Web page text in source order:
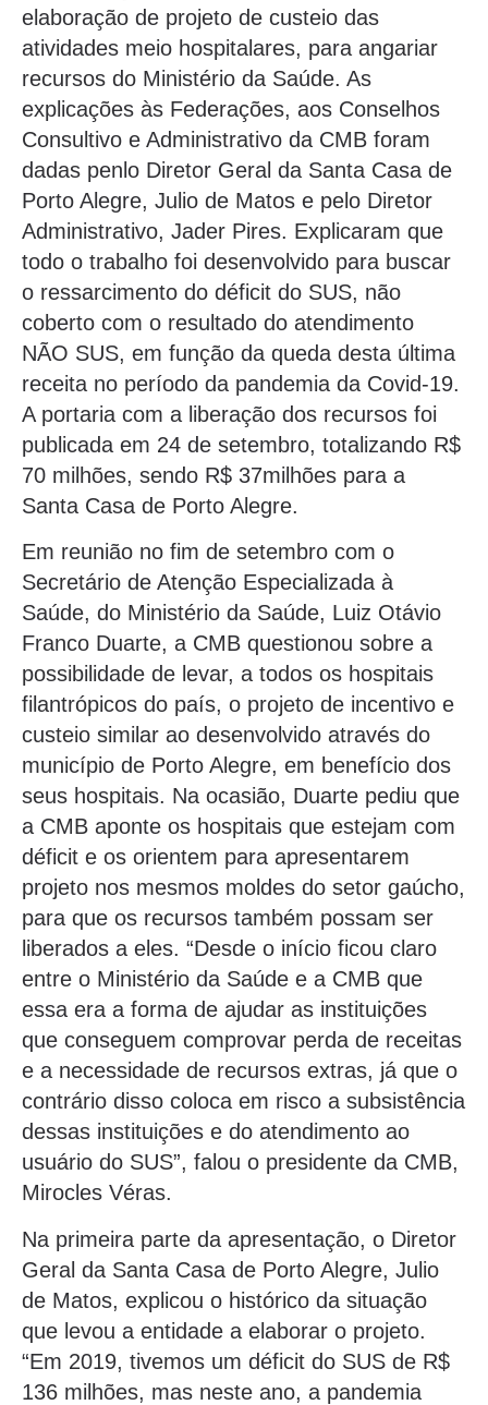
elaboração de projeto de custeio das
atividades meio hospitalares, para angariar
recursos do Ministério da Saúde. As
explicações às Federações, aos Conselhos
Consultivo e Administrativo da CMB foram
dadas penlo Diretor Geral da Santa Casa de
Porto Alegre, Julio de Matos e pelo Diretor
Administrativo, Jader Pires. Explicaram que
todo o trabalho foi desenvolvido para buscar
o ressarcimento do déficit do SUS, não
coberto com o resultado do atendimento
NÃO SUS, em função da queda desta última
receita no período da pandemia da Covid-19.
A portaria com a liberação dos recursos foi
publicada em 24 de setembro, totalizando R$
70 milhões, sendo R$ 37milhões para a
Santa Casa de Porto Alegre.
Em reunião no fim de setembro com o
Secretário de Atenção Especializada à
Saúde, do Ministério da Saúde, Luiz Otávio
Franco Duarte, a CMB questionou sobre a
possibilidade de levar, a todos os hospitais
filantrópicos do país, o projeto de incentivo e
custeio similar ao desenvolvido através do
município de Porto Alegre, em benefício dos
seus hospitais. Na ocasião, Duarte pediu que
a CMB aponte os hospitais que estejam com
déficit e os orientem para apresentarem
projeto nos mesmos moldes do setor gaúcho,
para que os recursos também possam ser
liberados a eles. “Desde o início ficou claro
entre o Ministério da Saúde e a CMB que
essa era a forma de ajudar as instituições
que conseguem comprovar perda de receitas
e a necessidade de recursos extras, já que o
contrário disso coloca em risco a subsistência
dessas instituições e do atendimento ao
usuário do SUS”, falou o presidente da CMB,
Mirocles Véras.
Na primeira parte da apresentação, o Diretor
Geral da Santa Casa de Porto Alegre, Julio
de Matos, explicou o histórico da situação
que levou a entidade a elaborar o projeto.
“Em 2019, tivemos um déficit do SUS de R$
136 milhões, mas neste ano, a pandemia